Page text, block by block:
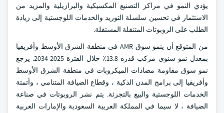
يؤدي النمو في مراكز التصنيع المكسيكية والبرازيلية والمزيد من
الاستثمار في تحسين سلسلة التوريد والخدمات اللوجستية إلى زيادة
الطلب على الروبوتات المتنقلة المستقلة.
من المتوقع أن ينمو سوق AMR في منطقة الشرق الأوسط وأفريقيا
بمعدل نمو سنوي مركب قدره 13.8٪ خلال الفترة 2025-2034. يرجع
نمو سوق مقاومة مضادات الميكروبات في منطقة الشرق الأوسط
وأفريقيا إلى برامج المدن الذكية ، وقطاع الضيافة المتنامي ، وأتمتة
الخدمات اللوجستية والبيع بالتجزئة. يتم نشر الروبوتات في صناعة
الضيافة ، لا سيما في المملكة العربية السعودية والإمارات العربية